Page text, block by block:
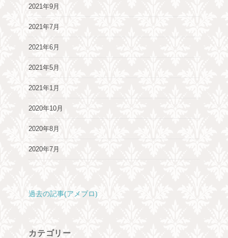
2021年9月
2021年7月
2021年6月
2021年5月
2021年1月
2020年10月
2020年8月
2020年7月
過去の記事(アメブロ)
カテゴリー